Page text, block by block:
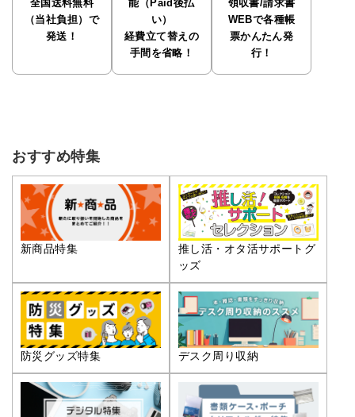
全国送料無料
（当社負担）で
発送！
能（Paid後払
い）
経費立て替えの
手間を省略！
領収書/請求書
WEBで各種帳
票かんたん発
行！
おすすめ特集
新商品特集
推し活・オタ活サポートグ
ッズ
防災グッズ特集 デスク周り収納